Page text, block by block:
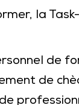
la
de
de